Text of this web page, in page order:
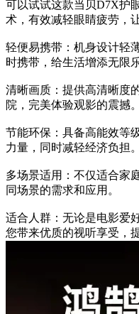
可以试试这款当贝D7X护
术，有效减轻眼睛疲劳，
轻便易携带：机身设计轻
时携带，给生活增添无限
清晰画质：提供高清晰度
院，完美体验观影的震撼。
节能环保：具备高能效等
力量，同时减轻经济负担。
多场景适用：不仅适合家
同场景的需求和应用。
适合人群：无论是电影爱
您带来优质的视听享受，